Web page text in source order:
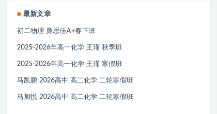
最新文章
初二物理 廉思佳A+春下班
2025-2026年高一化学 王瑾 秋季班
2025-2026年高一化学 王瑾 寒假班
马凯鹏 2026高中 高二化学 二轮寒假班
马旭悦 2026高中 高二化学 二轮寒假班